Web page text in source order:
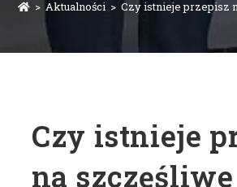
> Aktualności > Czy istnieje przepisz
Czy istnieje
na